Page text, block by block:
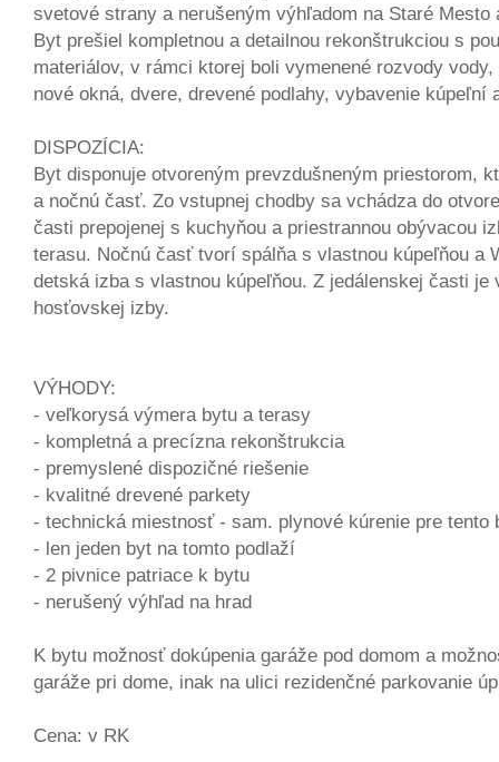
svetové strany a nerušeným výhľadom na Staré Mesto
Byt prešiel kompletnou a detailnou rekonštrukciou s
materiálov, v rámci ktorej boli vymenené rozvody
nové okná, dvere, drevené podlahy, vybavenie kúpeľní
DISPOZÍCIA:
Byt disponuje otvoreným prevzdušneným priestorom,
a nočnú časť. Zo vstupnej chodby sa vchádza do
časti prepojenej s kuchyňou a priestrannou obývacou
terasu. Nočnú časť tvorí spálňa s vlastnou kúpeľňou a
detská izba s vlastnou kúpeľňou. Z jedálenskej časti je
hosťovskej izby.
VÝHODY:
- veľkorysá výmera bytu a terasy
- kompletná a precízna rekonštrukcia
- premyslené dispozičné riešenie
- kvalitné drevené parkety
- technická miestnosť - sam. plynové kúrenie pre tento
- len jeden byt na tomto podlaží
- 2 pivnice patriace k bytu
- nerušený výhľad na hrad
K bytu možnosť dokúpenia garáže pod domom a
garáže pri dome, inak na ulici rezidenčné parkovanie
Cena: v RK